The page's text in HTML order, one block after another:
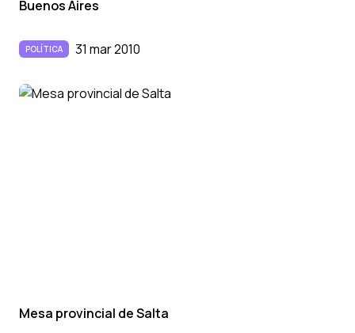
Buenos Aires
POLÍTICA 31 mar 2010
Mesa provincial de Salta